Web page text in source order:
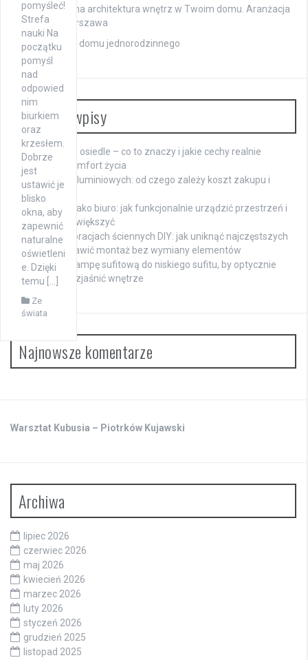
pomyśleć!
Strefa
nauki Na
początku
pomyśl
nad
odpowied
nim
biurkiem
oraz
krzesłem.
Dobrze
jest
ustawić je
blisko
okna, aby
zapewnić
naturalne
oświetleni
e. Dzięki
temu […]
Ze
świata
Profesjonalna architektura wnętrz w Twoim domu. Aranżacja
wnętrza Warszawa
Ogrzewanie domu jednorodzinnego
Ostatnie wpisy
Nowoczesne osiedle – co to znaczy i jakie cechy realnie
wpływają na komfort życia
Cena okien aluminiowych: od czego zależy koszt zakupu i
montażu
Wąski pokój jako biuro: jak funkcjonalnie urządzić przestrzeń i
optycznie ją powiększyć
Błędy w dekoracjach ściennych DIY: jak uniknąć najczęstszych
pomyłek i naprawić montaż bez wymiany elementów
Jak wybrać lampę sufitową do niskiego sufitu, by optycznie
powiększyć i rozjaśnić wnętrze
Najnowsze komentarze
Warsztat Kubusia – Piotrków Kujawski
Archiwa
lipiec 2026
czerwiec 2026
maj 2026
kwiecień 2026
marzec 2026
luty 2026
styczeń 2026
grudzień 2025
listopad 2025